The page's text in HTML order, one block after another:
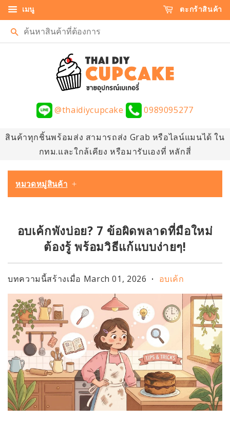
เมนู ตะกร้าสินค้า
ค้นหา
@thaidiycupcake 0989095277
สินค้าทุกชิ้นพร้อมส่ง สามารถส่ง Grab หรือไลน์แมนได้ ใน
กทม.และใกล้เคียง หรือมารับเองที่ หลักสี่
หมวดหมู่สินค้า
อบเค้กพังบ่อย? 7 ข้อผิดพลาดที่มือใหม่
ต้องรู้ พร้อมวิธีแก้แบบง่ายๆ!
บทความนี้สร้างเมื่อ March 01, 2026 • อบเค้ก